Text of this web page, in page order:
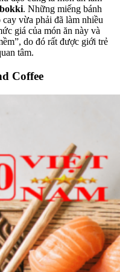
. Những miếng bánh
vừa phải đã làm nhiều
giá của món ăn này và
do đó rất được giới trẻ
tâm.
Coffee